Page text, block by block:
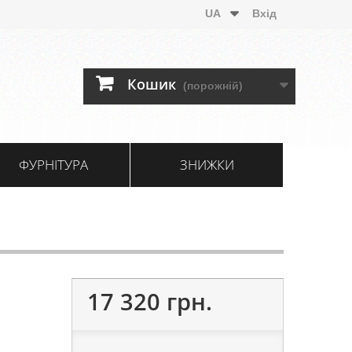
Вхід
UA
Кошик (порожній)
ФУРНІТУРА ЗНИЖКИ
17 320 грн.